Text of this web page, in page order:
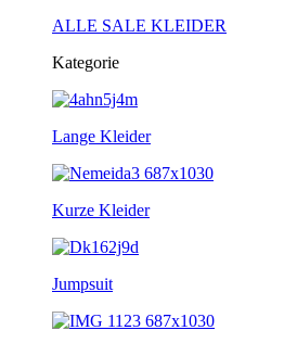
ALLE SALE KLEIDER
Kategorie
Lange Kleider
Kurze Kleider
Jumpsuit